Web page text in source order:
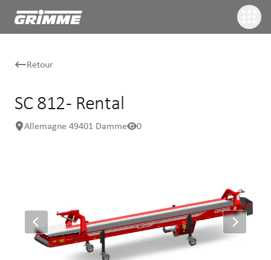
Retour
SC 812 - Rental
Allemagne 49401 Damme 0